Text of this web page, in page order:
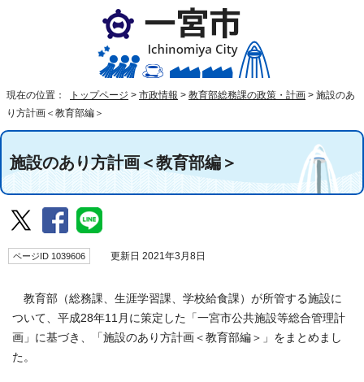
現在の位置： トップページ > 市政情報 > 教育部総務課の政策・計画 > 施設のあ
り方計画＜教育部編＞
施設のあり方計画＜教育部編＞
ページID 1039606 更新日 2021年3月8日
教育部（総務課、生涯学習課、学校給食課）が所管する施設に
ついて、平成28年11月に策定した「一宮市公共施設等総合管理計
画」に基づき、「施設のあり方計画＜教育部編＞」をまとめまし
た。